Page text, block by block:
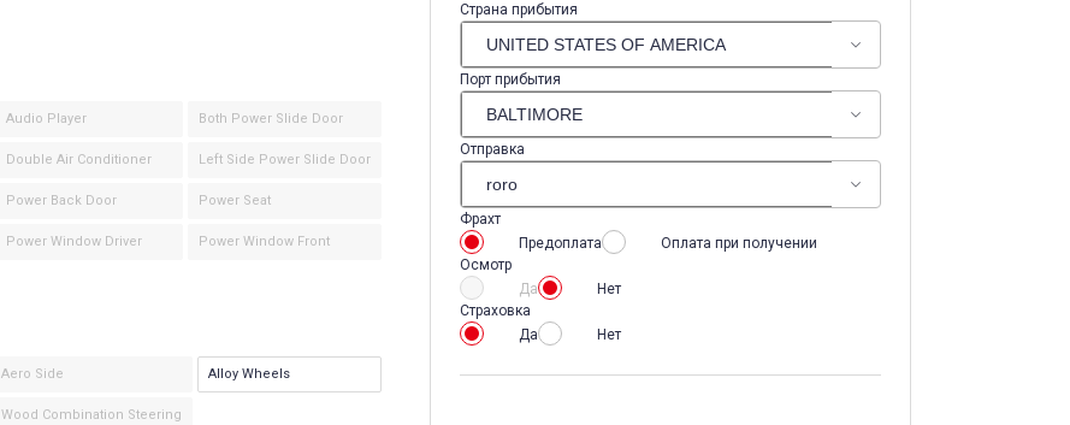
Страна прибытия
Порт прибытия
Отправка
Фрахт
Предоплата
Оплата при получении
Осмотр
Да
Нет
Страховка
Да
Нет
Audio Player Both Power Slide Door
Double Air Conditioner Left Side Power Slide Door
Power Back Door Power Seat
Power Window Driver Power Window Front
Aero Side Alloy Wheels
Wood Combination Steering